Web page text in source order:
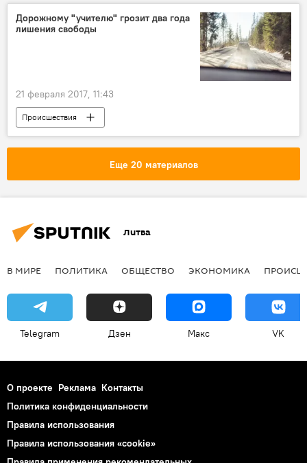
Вигаудас Ушацкас
Виталий Чуркин
ООН
соболезнования
Дорожному "учителю" грозит два года
лишения свободы
21 февраля 2017, 11:43
Происшествия
Дорожные происшествия: больше аварий — меньше жертв
Еще 20 материалов
Литва
В МИРЕ ПОЛИТИКА ОБЩЕСТВО ЭКОНОМИКА
Telegram Дзен Макс VK
О проекте Реклама Контакты
Политика конфиденциальности
Правила использования
Правила использования «cookie»